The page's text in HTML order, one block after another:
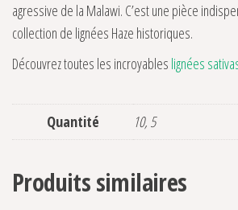
agressive de la Malawi. C’est une pièce
collection de lignées Haze historiques.
Découvrez toutes les incroyables lignées
Quantité 10, 5
Produits similaires